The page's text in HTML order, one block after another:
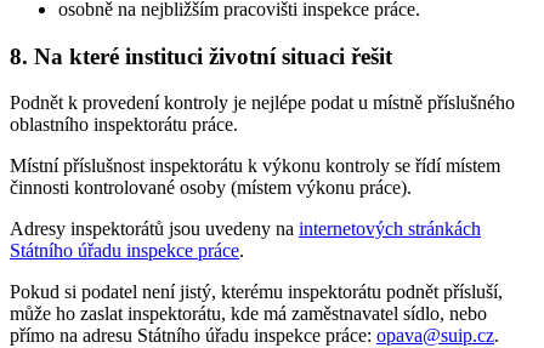
osobně na nejbližším pracovišti inspekce práce.
8. Na které instituci životní situaci řešit
Podnět k provedení kontroly je nejlépe podat u místně příslušného
oblastního inspektorátu práce.
Místní příslušnost inspektorátu k výkonu kontroly se řídí místem
činnosti kontrolované osoby (místem výkonu práce).
Adresy inspektorátů jsou uvedeny na internetových stránkách
Státního úřadu inspekce práce.
Pokud si podatel není jistý, kterému inspektorátu podnět přísluší,
může ho zaslat inspektorátu, kde má zaměstnavatel sídlo, nebo
přímo na adresu Státního úřadu inspekce práce: opava@suip.cz.